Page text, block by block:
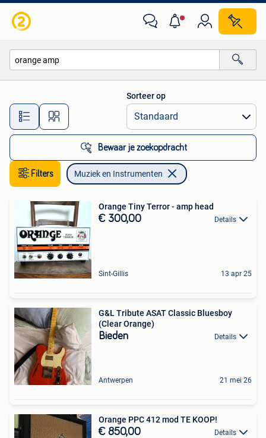
Alle afstanden…
Sorteer op
Bewaar je zoekopdracht
Filters Muziek en Instrumenten
Orange Tiny Terror - amp head
€ 300,00 Details
Sint-Gillis 13 apr 25
G&L Tribute ASAT Classic Bluesboy
(Clear Orange)
Bieden Details
Antwerpen 21 mei 26
Orange PPC 412 mod TE KOOP!
€ 850,00 Details